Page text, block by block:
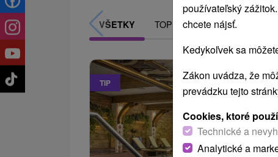
VŠETKY TOP - NAJPREDÁVANEJŠIE
TIP
Zľava
používateľský
chcete nájsť.
Kedykoľvek sa
Zákon uvádza, že
prevádzku tejto
Cookies, ktoré
Technické a
Analytické a